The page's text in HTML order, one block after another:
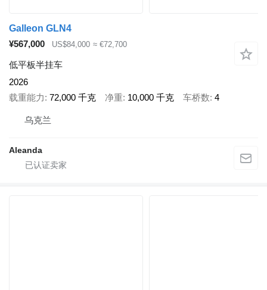
Galleon GLN4
¥567,000
US$84,000 ≈ €72,700
低平板半挂车
2026
载重能力 72,000 千克 净重 10,000 千克 车桥数 4
乌克兰
Aleanda